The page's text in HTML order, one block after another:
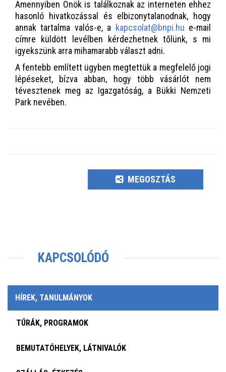
Amennyiben Önök is találkoznak az interneten ehhez
hasonló hivatkozással és elbizonytalanodnak, hogy
annak tartalma valós-e, a kapcsolat@bnpi.hu e-mail
címre küldött levélben kérdezhetnek tőlünk, s mi
igyekszünk arra mihamarabb választ adni.
A fentebb említett ügyben megtettük a megfelelő jogi
lépéseket, bízva abban, hogy több vásárlót nem
tévesztenek meg az Igazgatóság, a Bükki Nemzeti
Park nevében.
MEGOSZTÁS
KAPCSOLÓDÓ
HÍREK, TANULMÁNYOK
TÚRÁK, PROGRAMOK
BEMUTATÓHELYEK, LÁTNIVALÓK